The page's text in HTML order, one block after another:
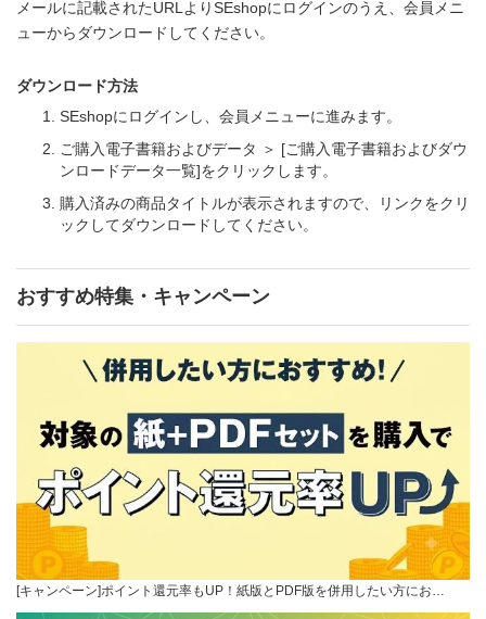
メールに記載されたURLよりSEshopにログインのうえ、会員メニ
ューからダウンロードしてください。
ダウンロード方法
SEshopにログインし、会員メニューに進みます。
ご購入電子書籍およびデータ ＞ [ご購入電子書籍およびダウ
ンロードデータ一覧]をクリックします。
購入済みの商品タイトルが表示されますので、リンクをクリ
ックしてダウンロードしてください。
おすすめ特集・キャンペーン
[キャンペーン]ポイント還元率もUP！紙版とPDF版を併用したい方にお…